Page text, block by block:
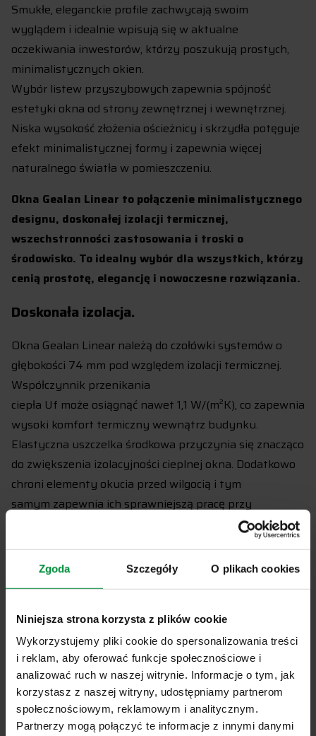
Zgoda Szczegóły O plikach cookies
Niniejsza strona korzysta z plików cookie
Wykorzystujemy pliki cookie do spersonalizowania treści
i reklam, aby oferować funkcje społecznościowe i
analizować ruch w naszej witrynie. Informacje o tym, jak
korzystasz z naszej witryny, udostępniamy partnerom
społecznościowym, reklamowym i analitycznym.
Partnerzy mogą połączyć te informacje z innymi danymi
Smukłe, eleganckie profile zachwycają swoim
wyglądem i idealnie wpisują się w aktualne
oczekiwania inwestorów, którzy poszukują prostych,
minimalistycznych okien.
Wybór listew przyszybowych zapewnia spójność
estetyki okna od strony zewnętrznej i wewnętrznej.
Niska wysokość złożenia ościeżnicy i skrzydła potęguje
efekt minimalistycznej formy i zapewnia więcej
naturalnego światła w pomieszczeniu.
Okna Gealan Linear to połączenie minimalistycznego
designu, doskonałej izolacji termicznej,
wszechstronności zastosowania i troski o
środowisko. To idealny wybór dla wszystkich, którzy
cenią prostotę, elegancję i nowoczesne rozwiązania.
Doskonała izolacja.
Okna Gealan Linear należą do czołówki systemów o
głębokości 74 mm pod względem izolacji termicznej.
Współczynnik przenikania
ciepła Uf może osiągnąć nawet 1,1 W/(m²K), co zapewnia
wysoki komfort termiczny wewnątrz budynku.
Elastyczna uszczelka środkowa przyczynia się znacząco
do zwiększenia izolacyjności cieplnej okna. Dodatkowo
chroni elementy okucia przed wilgocią i tym
samym zapewnia ich sprawniejszą pracę przy
otwieraniu okna, zwłaszcza przy niskich temperaturach
Udostępnij artykuł
Powiązane artykuły
PROMOCJA! Podnieś standard swojego domu
niższym kosztem.
🚨 Wyższy standard domu za mniejsze pieniądze? Tak! W